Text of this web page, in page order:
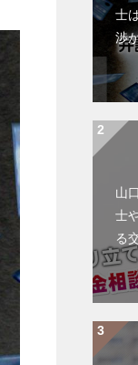
士
渉
山
士
る